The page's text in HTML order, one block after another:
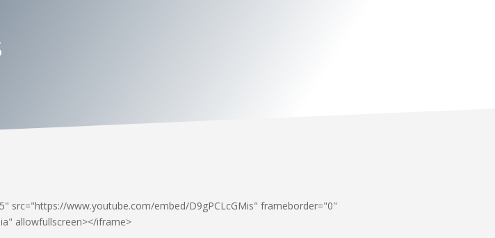
src="https://www.youtube.com/embed/D9gPCLcGMis" frameborder="0"
allowfullscreen></iframe>